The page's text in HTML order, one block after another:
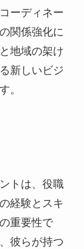
ーディネー
関係強化に
地域の架け
新しいビジ
。
トは、役職
経験とスキ
重要性で
彼らが持つ